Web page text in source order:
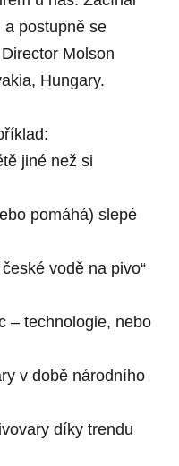
a postupně se
Molson
Hungary.
jiné než si
pomáhá) slepé
vodě na pivo“
– technologie, nebo
v době národního
díky trendu